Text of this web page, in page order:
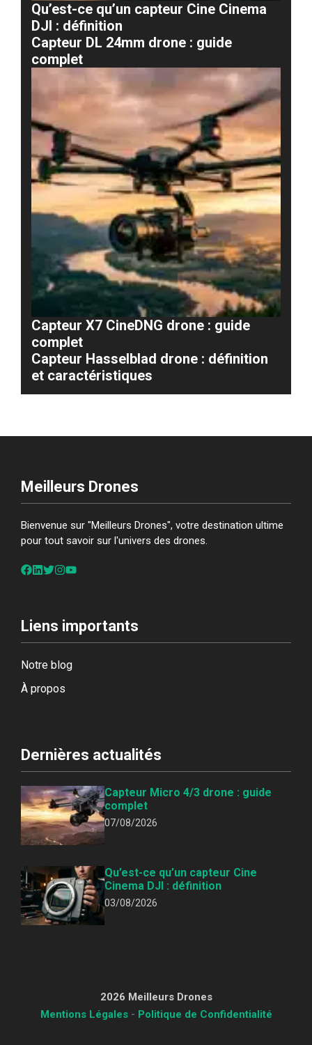
Qu’est-ce qu’un capteur Cine Cinema
DJI : définition
Capteur DL 24mm drone : guide
complet
Capteur X7 CineDNG drone : guide
complet
Capteur Hasselblad drone : définition
et caractéristiques
Meilleurs Drones
Bienvenue sur "Meilleurs Drones", votre destination ultime
pour tout savoir sur l'univers des drones.
Liens importants
Notre blog
À propos
Dernières actualités
Capteur Micro 4/3 drone : guide
complet
07/08/2026
Qu’est-ce qu’un capteur Cine
Cinema DJI : définition
03/08/2026
2026 Meilleurs Drones
Mentions Légales- Politique de Confidentialité